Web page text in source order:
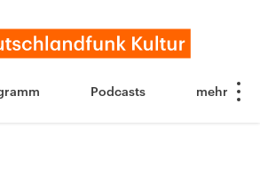
Podcasts